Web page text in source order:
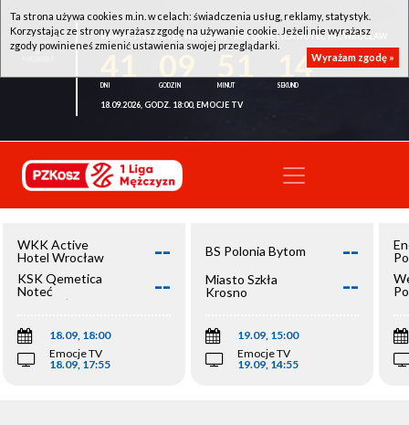
WKK ACTIVE HOTEL WROCŁAW - KSK QEMETICA NOTEĆ INOWROCŁAW
14
18.09.2026, GODZ. 18:00, EMOCJE TV
WKK Active
Hotel Wrocław
--
KSK Qemetica
Noteć
Inowrocław
--
18.09, 18:00
Emocje TV
18.09, 17:55
BS Polonia Bytom --
Miasto Szkła
Krosno
--
19.09, 15:00
Emocje TV
19.09, 14:55
Ta strona używa cookies m.in. w celach: świadczenia usług, reklamy, statystyk.
Korzystając ze strony wyrażasz zgodę na używanie cookie. Jeżeli nie wyrażasz
zgody powinieneś zmienić ustawienia swojej przeglądarki.
Wyrażam zgodę »